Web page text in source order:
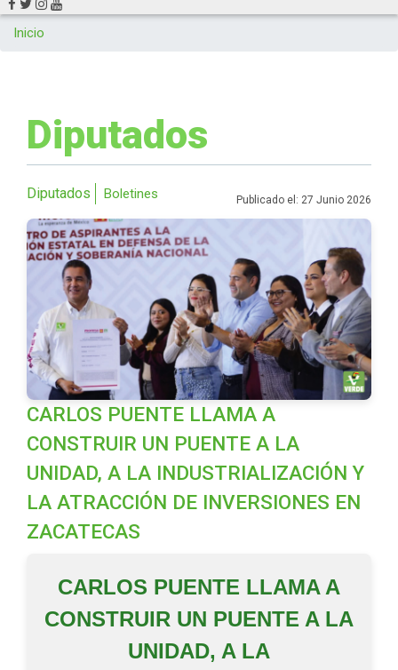
Inicio
Diputados
Diputados Boletines Publicado el: 27 Junio 2026
CARLOS PUENTE LLAMA A
CONSTRUIR UN PUENTE A LA
UNIDAD, A LA INDUSTRIALIZACIÓN Y
LA ATRACCIÓN DE INVERSIONES EN
ZACATECAS
CARLOS PUENTE LLAMA A
CONSTRUIR UN PUENTE A LA
UNIDAD, A LA